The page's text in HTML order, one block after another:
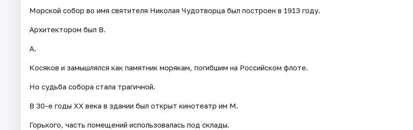
Морской собор во имя святителя Николая Чудотворца был построен в 1913 году.
Архитектором был В.
А.
Косяков и замышлялся как памятник морякам, погибшим на Российском флоте.
Но судьба собора стала трагичной.
В 30-е годы XX века в здании был открыт кинотеатр им М.
Горького, часть помещений использовалась под склады.